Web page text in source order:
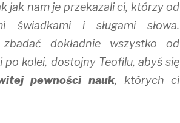
jak nam je przekazali ci, którzy od
świadkami i sługami słowa.
dokładnie wszystko od
kolei, dostojny Teofilu, abyś się
pewności nauk, których ci